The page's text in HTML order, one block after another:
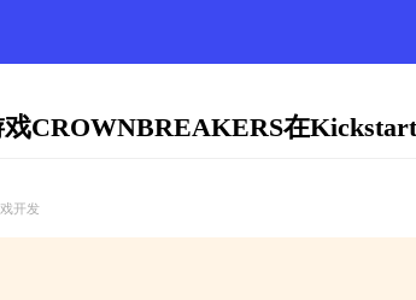
CROWNBREAKERS在
开发